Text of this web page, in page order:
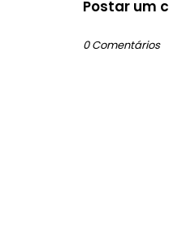
Postar um
0 Comentários